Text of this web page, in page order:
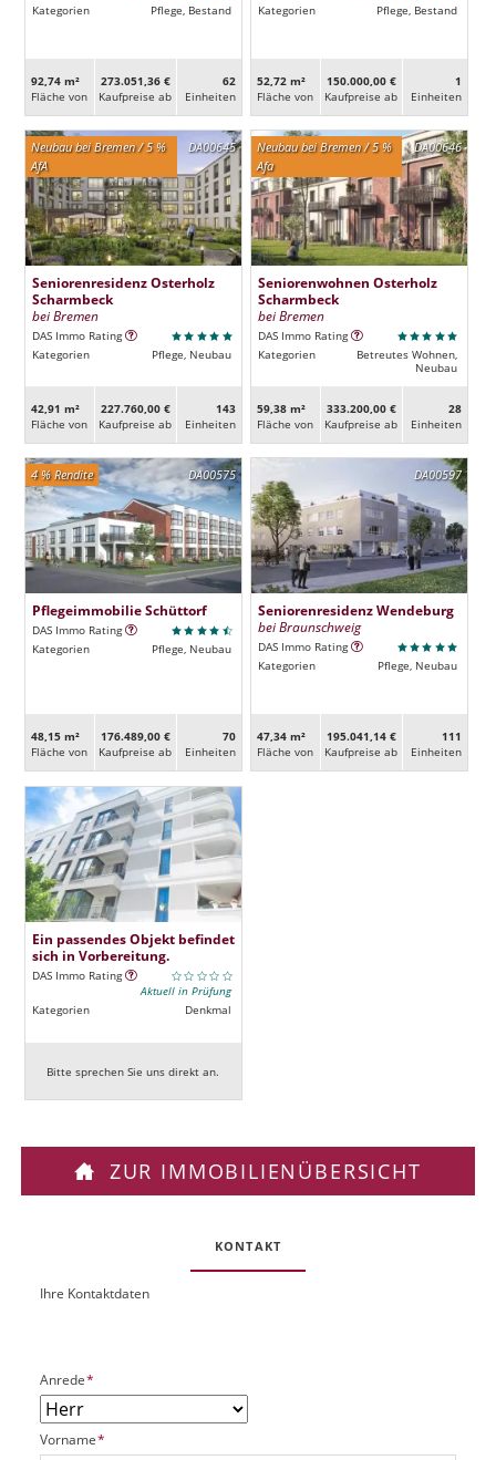
Kategorien
Pflege, Bestand
92,74 m²
Fläche von
273.051,36 €
Kaufpreise ab
62
Ein­heiten
Kategorien
Pflege, Bestand
52,72 m²
Fläche von
150.000,00 €
Kaufpreise ab
1
Ein­heiten
DA00645
Neubau bei Bremen / 5 %
AfA
Seniorenresidenz Osterholz
Scharmbeck
bei Bremen
DAS Immo Rating
Kategorien
Pflege, Neubau
42,91 m²
Fläche von
227.760,00 €
Kaufpreise ab
143
Ein­heiten
DA00646
Neubau bei Bremen / 5 %
Afa
Seniorenwohnen Osterholz
Scharmbeck
bei Bremen
DAS Immo Rating
Kategorien
Betreutes Wohnen,
Neubau
59,38 m²
Fläche von
333.200,00 €
Kaufpreise ab
28
Ein­heiten
DA00575
4 % Rendite
Pflegeimmobilie Schüttorf
DAS Immo Rating
Kategorien
Pflege, Neubau
48,15 m²
Fläche von
176.489,00 €
Kaufpreise ab
70
Ein­heiten
DA00597
Seniorenresidenz Wendeburg
bei Braunschweig
DAS Immo Rating
Kategorien
Pflege, Neubau
47,34 m²
Fläche von
195.041,14 €
Kaufpreise ab
111
Ein­heiten
Ein passendes Objekt befindet
sich in Vorbereitung.
DAS Immo Rating
Aktuell in Prüfung
Kategorien
Denkmal
Bitte sprechen Sie uns direkt an.
ZUR IMMOBILIENÜBERSICHT
KONTAKT
O
k
P
UIhre Kontaktdaten
P
f
l
i
Anrede*
P
Vorname*